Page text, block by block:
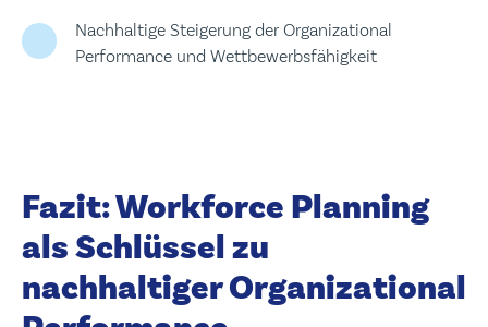
Nachhaltige Steigerung der Organizational
Performance und Wettbewerbsfähigkeit
Fazit: Workforce Planning
als Schlüssel zu
nachhaltiger Organizational